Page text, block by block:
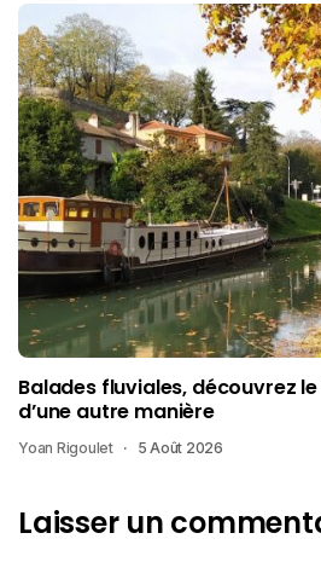
Balades fluviales, découvrez
d’une autre manière
Yoan Rigoulet 5 Août 2026
Laisser un